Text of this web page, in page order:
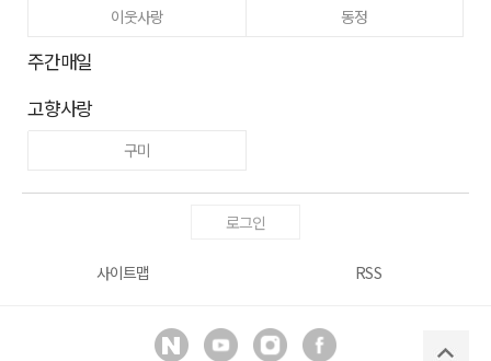
이웃사랑
동정
주간매일
고향사랑
구미
로그인
사이트맵 RSS